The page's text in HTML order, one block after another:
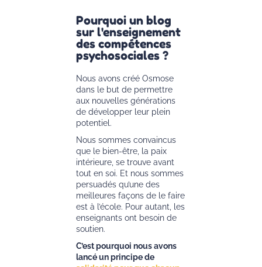
Pourquoi un blog
sur l'enseignement
des compétences
psychosociales ?
Nous avons créé Osmose
dans le but de permettre
aux nouvelles générations
de développer leur plein
potentiel.
Nous sommes convaincus
que le bien-être, la paix
intérieure, se trouve avant
tout en soi. Et nous sommes
persuadés qu’une des
meilleures façons de le faire
est à l’école. Pour autant, les
enseignants ont besoin de
soutien.
C’est pourquoi nous avons
lancé un principe de